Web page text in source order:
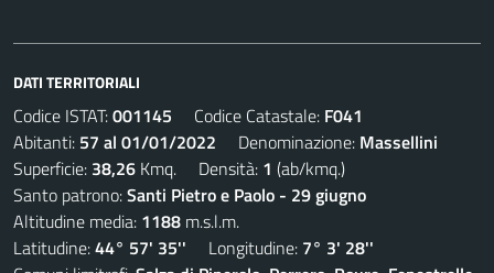
DATI TERRITORIALI
Codice ISTAT:001145 Codice Catastale: F041
Abitanti: 57 al 01/01/2022 Denominazione: Massellini
Superficie: 38,26 Kmq. Densità: 1 (ab/kmq.)
Santo patrono:Santi Pietro e Paolo - 29 giugno
Altitudine media: 1188 m.s.l.m.
Latitudine:44° 57' 35'' Longitudine: 7° 3' 28''